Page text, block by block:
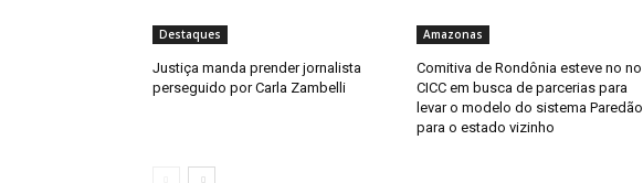
Destaques
Justiça manda prender jornalista
perseguido por Carla Zambelli
Amazonas
Comitiva de Rondônia esteve no no
CICC em busca de parcerias para
levar o modelo do sistema Paredão
para o estado vizinho